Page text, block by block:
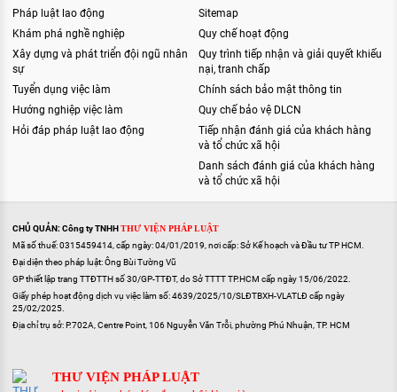
Pháp luật lao động
Khám phá nghề nghiệp
Xây dựng và phát triển đội ngũ nhân
sự
Tuyển dụng việc làm
Hướng nghiệp việc làm
Hỏi đáp pháp luật lao động
Sitemap
Quy chế hoạt động
Quy trình tiếp nhận và giải quyết khiếu
nại, tranh chấp
Chính sách bảo mật thông tin
Quy chế bảo vệ DLCN
Tiếp nhận đánh giá của khách hàng
và tổ chức xã hội
Danh sách đánh giá của khách hàng
và tổ chức xã hội
CHỦ QUẢN: Công ty TNHHTHƯ VIỆN PHÁP LUẬT
Mã số thuế: 0315459414, cấp ngày: 04/01/2019, nơi cấp: Sở Kế hoạch và Đầu tư TP HCM.
Đại diện theo pháp luật: Ông Bùi Tường Vũ
GP thiết lập trang TTĐTTH số 30/GP-TTĐT, do Sở TTTT TP.HCM cấp ngày 15/06/2022.
Giấy phép hoạt động dịch vụ việc làm số: 4639/2025/10/SLĐTBXH-VLATLĐ cấp ngày
25/02/2025.
Địa chỉ trụ sở: P.702A, Centre Point, 106 Nguyễn Văn Trỗi, phường Phú Nhuận, TP. HCM
THƯ VIỆN PHÁP LUẬT